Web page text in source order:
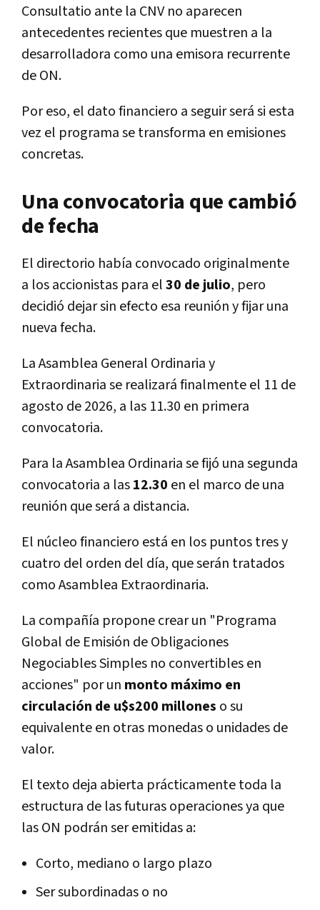
Consultatio ante la CNV no aparecen
antecedentes recientes que muestren a la
desarrolladora como una emisora recurrente
de ON.
Por eso, el dato financiero a seguir será si esta
vez el programa se transforma en emisiones
concretas.
Una convocatoria que cambió
de fecha
El directorio había convocado originalmente
a los accionistas para el30 de julio, pero
decidió dejar sin efecto esa reunión y fijar una
nueva fecha.
La Asamblea General Ordinaria y
Extraordinaria se realizará finalmente el 11 de
agosto de 2026, a las 11.30 en primera
convocatoria.
Para la Asamblea Ordinaria se fijó una segunda
convocatoria a las12.30 en el marco de una
reunión que será a distancia.
El núcleo financiero está en los puntos tres y
cuatro del orden del día, que serán tratados
como Asamblea Extraordinaria.
La compañía propone crear un "Programa
Global de Emisión de Obligaciones
Negociables Simples no convertibles en
acciones" por un monto máximo en
circulación de u$s200 millones o su
equivalente en otras monedas o unidades de
valor.
El texto deja abierta prácticamente toda la
estructura de las futuras operaciones ya que
las ON podrán ser emitidas a:
Corto, mediano o largo plazo
Ser subordinadas o no